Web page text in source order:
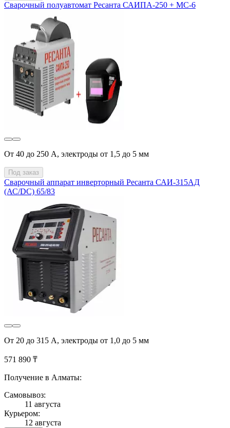
Сварочный полуавтомат Ресанта САИПА-250 + МС-6
От 40 до 250 А, электроды от 1,5 до 5 мм
Под заказ
Сварочный аппарат инверторный Ресанта САИ-315АД
(АС/DC) 65/83
От 20 до 315 А, электроды от 1,0 до 5 мм
571 890 ₸
Получение в Алматы:
Самовывоз:
11 августа
Курьером:
12 августа